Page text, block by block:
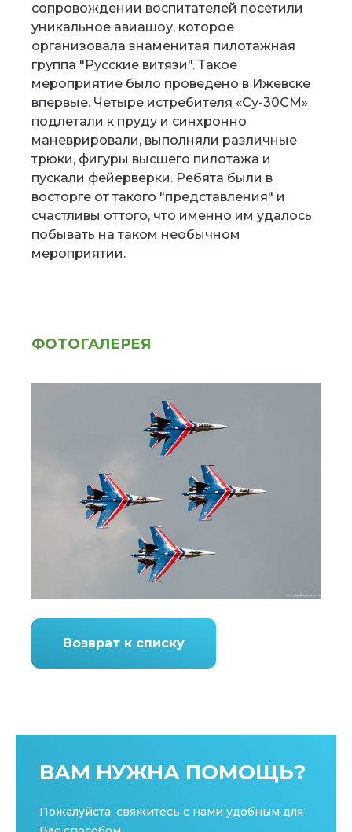
сопровождении воспитателей посетили
уникальное авиашоу, которое
организовала знаменитая пилотажная
группа "Русские витязи". Такое
мероприятие было проведено в Ижевске
впервые. Четыре истребителя «Су-30СМ»
подлетали к пруду и синхронно
маневрировали, выполняли различные
трюки, фигуры высшего пилотажа и
пускали фейерверки. Ребята были в
восторге от такого "представления" и
счастливы оттого, что именно им удалось
побывать на таком необычном
мероприятии.
ФОТОГАЛЕРЕЯ
Возврат к списку
ВАМ НУЖНА ПОМОЩЬ?
Пожалуйста, свяжитесь с нами удобным для